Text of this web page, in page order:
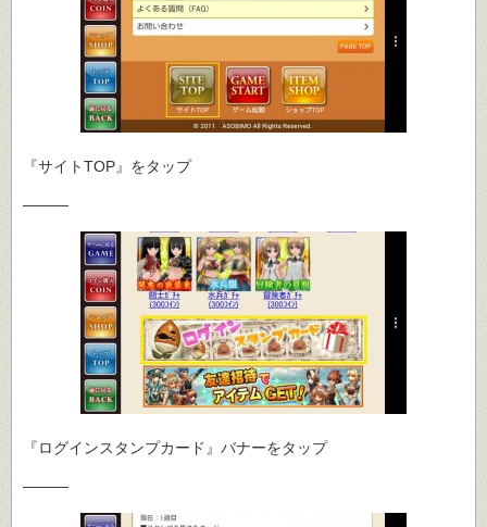
『サイトTOP』をタップ
―――
『ログインスタンプカード』バナーをタップ
―――